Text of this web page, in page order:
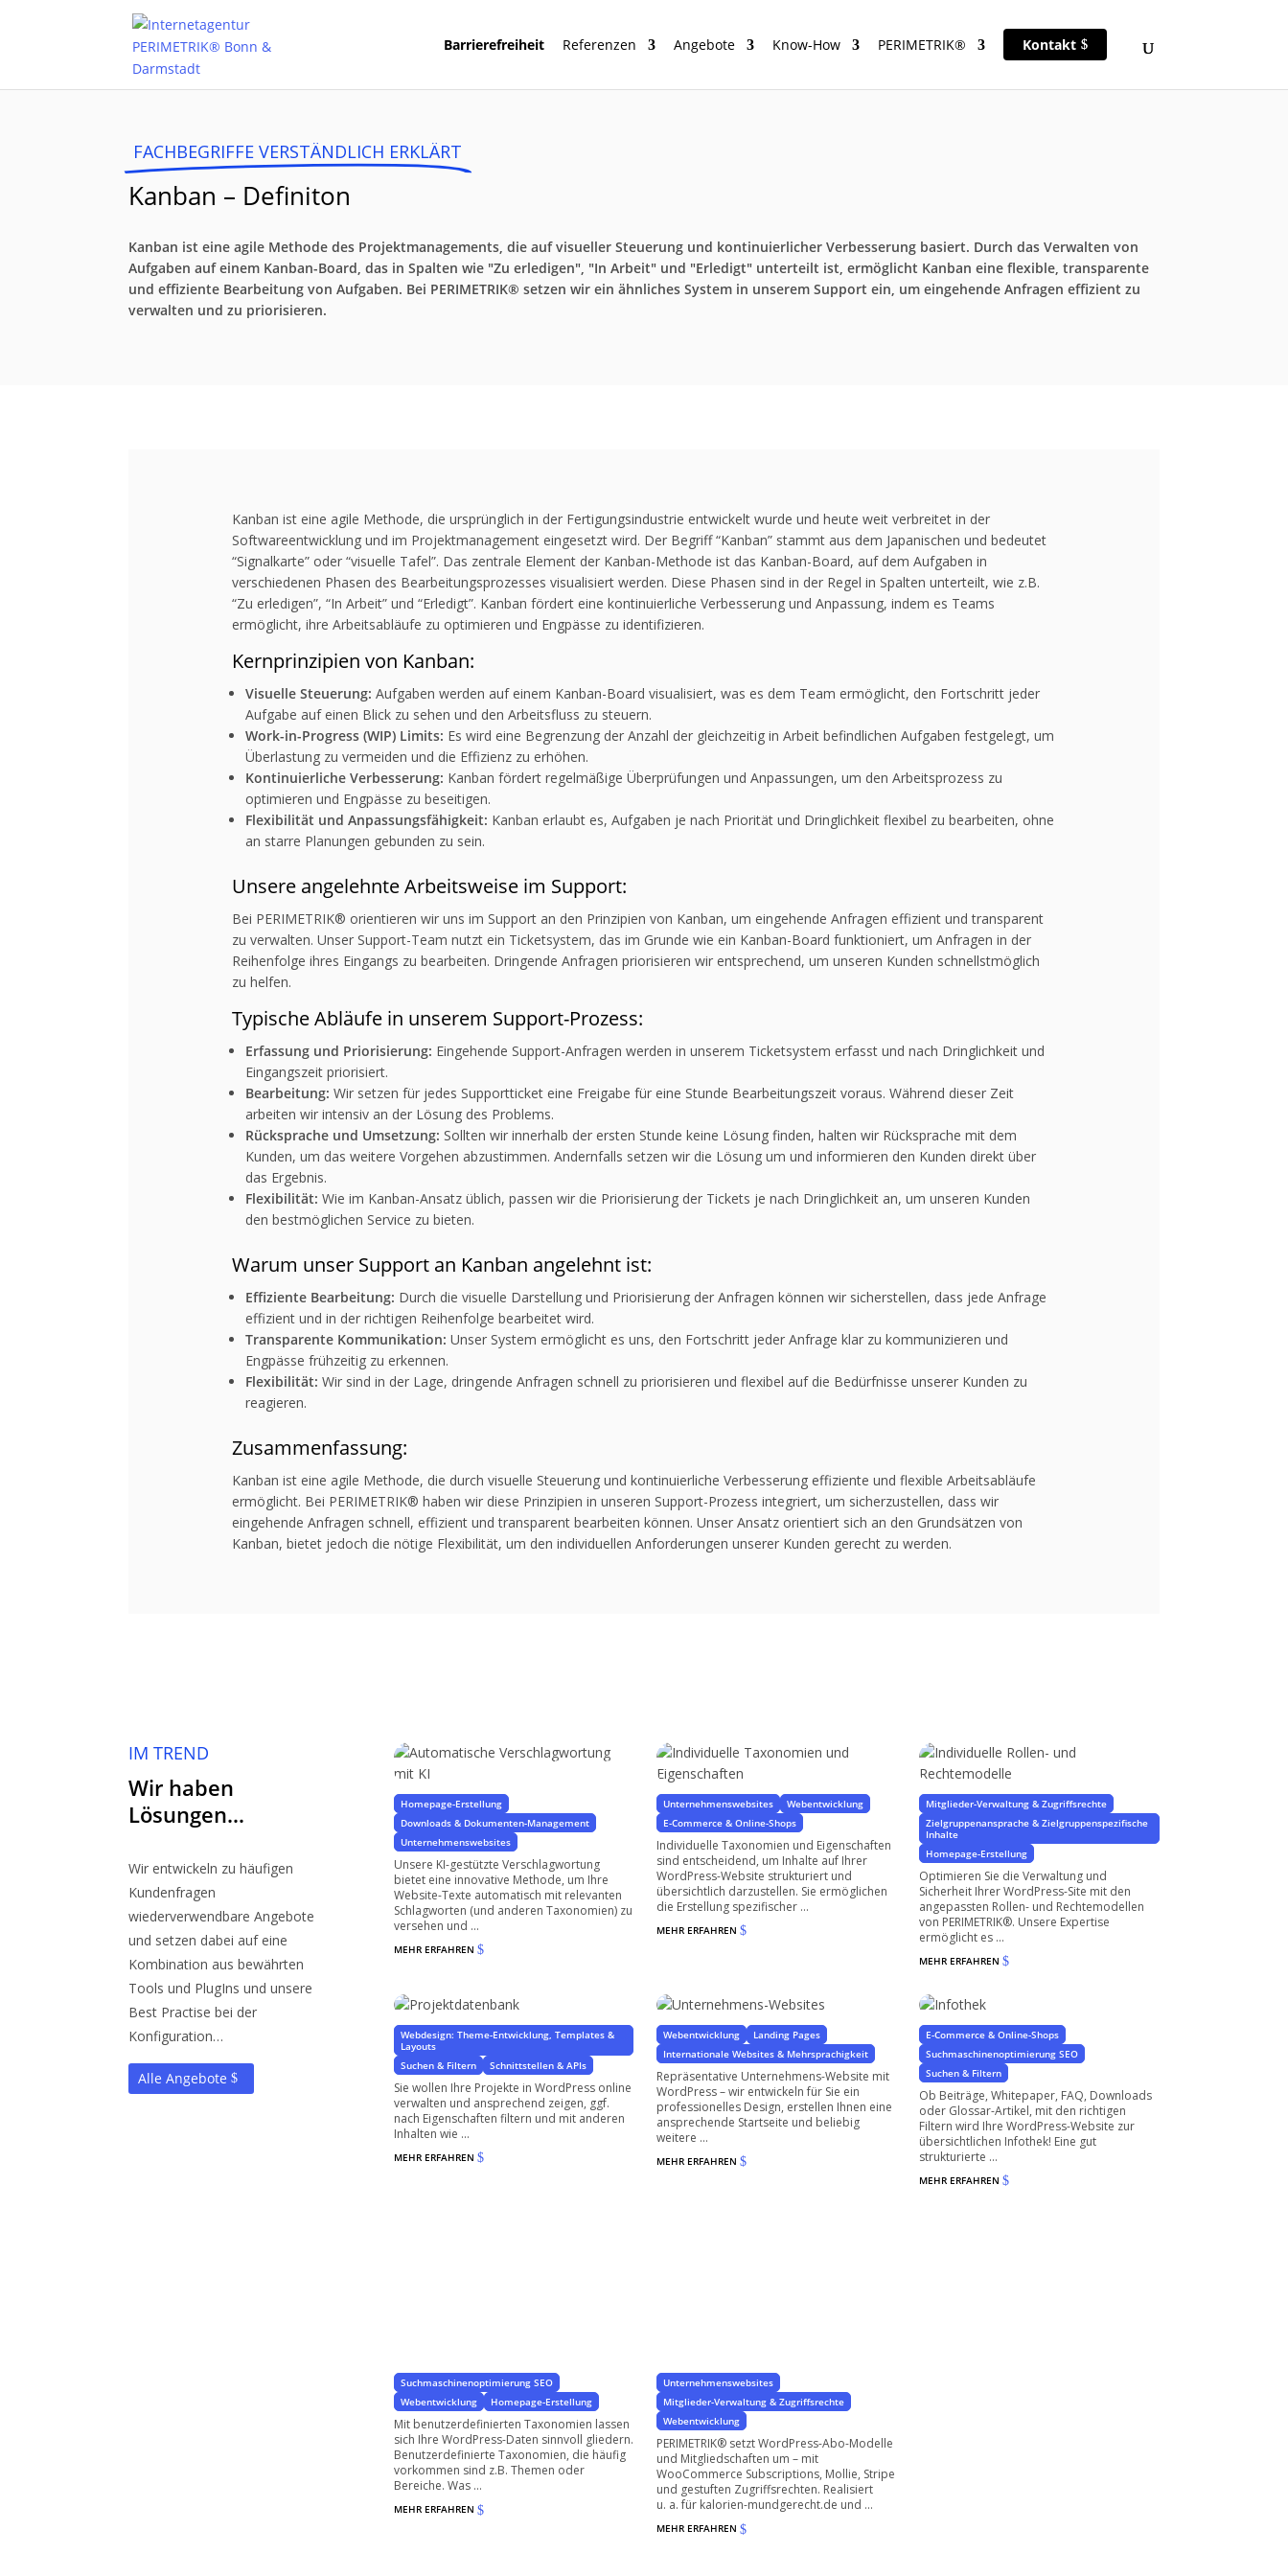
Barrierefreiheit Referenzen Angebote Know-How PERIMETRIK® Kontakt
FACHBEGRIFFE VERSTÄNDLICH ERKLÄRT
Kanban – Definiton
Kanban ist eine agile Methode des Projektmanagements, die auf visueller Steuerung und kontinuierlicher Verbesserung basiert. Durch das Verwalten von
Aufgaben auf einem Kanban-Board, das in Spalten wie "Zu erledigen", "In Arbeit" und "Erledigt" unterteilt ist, ermöglicht Kanban eine flexible, transparente
und effiziente Bearbeitung von Aufgaben. Bei PERIMETRIK® setzen wir ein ähnliches System in unserem Support ein, um eingehende Anfragen effizient zu
verwalten und zu priorisieren.
Kanban ist eine agile Methode, die ursprünglich in der Fertigungsindustrie entwickelt wurde und heute weit verbreitet in der
Softwareentwicklung und im Projektmanagement eingesetzt wird. Der Begriff “Kanban” stammt aus dem Japanischen und bedeutet
“Signalkarte” oder “visuelle Tafel”. Das zentrale Element der Kanban-Methode ist das Kanban-Board, auf dem Aufgaben in
verschiedenen Phasen des Bearbeitungsprozesses visualisiert werden. Diese Phasen sind in der Regel in Spalten unterteilt, wie z.B.
“Zu erledigen”, “In Arbeit” und “Erledigt”. Kanban fördert eine kontinuierliche Verbesserung und Anpassung, indem es Teams
ermöglicht, ihre Arbeitsabläufe zu optimieren und Engpässe zu identifizieren.
Kernprinzipien von Kanban:
Visuelle Steuerung: Aufgaben werden auf einem Kanban-Board visualisiert, was es dem Team ermöglicht, den Fortschritt jeder
Aufgabe auf einen Blick zu sehen und den Arbeitsfluss zu steuern.
Work-in-Progress (WIP) Limits: Es wird eine Begrenzung der Anzahl der gleichzeitig in Arbeit befindlichen Aufgaben festgelegt, um
Überlastung zu vermeiden und die Effizienz zu erhöhen.
Kontinuierliche Verbesserung: Kanban fördert regelmäßige Überprüfungen und Anpassungen, um den Arbeitsprozess zu
optimieren und Engpässe zu beseitigen.
Flexibilität und Anpassungsfähigkeit: Kanban erlaubt es, Aufgaben je nach Priorität und Dringlichkeit flexibel zu bearbeiten, ohne
an starre Planungen gebunden zu sein.
Unsere angelehnte Arbeitsweise im Support:
Bei PERIMETRIK® orientieren wir uns im Support an den Prinzipien von Kanban, um eingehende Anfragen effizient und transparent
zu verwalten. Unser Support-Team nutzt ein Ticketsystem, das im Grunde wie ein Kanban-Board funktioniert, um Anfragen in der
Reihenfolge ihres Eingangs zu bearbeiten. Dringende Anfragen priorisieren wir entsprechend, um unseren Kunden schnellstmöglich
zu helfen.
Typische Abläufe in unserem Support-Prozess:
Erfassung und Priorisierung: Eingehende Support-Anfragen werden in unserem Ticketsystem erfasst und nach Dringlichkeit und
Eingangszeit priorisiert.
Bearbeitung: Wir setzen für jedes Supportticket eine Freigabe für eine Stunde Bearbeitungszeit voraus. Während dieser Zeit
arbeiten wir intensiv an der Lösung des Problems.
Rücksprache und Umsetzung: Sollten wir innerhalb der ersten Stunde keine Lösung finden, halten wir Rücksprache mit dem
Kunden, um das weitere Vorgehen abzustimmen. Andernfalls setzen wir die Lösung um und informieren den Kunden direkt über
das Ergebnis.
Flexibilität: Wie im Kanban-Ansatz üblich, passen wir die Priorisierung der Tickets je nach Dringlichkeit an, um unseren Kunden
den bestmöglichen Service zu bieten.
Warum unser Support an Kanban angelehnt ist:
Effiziente Bearbeitung: Durch die visuelle Darstellung und Priorisierung der Anfragen können wir sicherstellen, dass jede Anfrage
effizient und in der richtigen Reihenfolge bearbeitet wird.
Transparente Kommunikation: Unser System ermöglicht es uns, den Fortschritt jeder Anfrage klar zu kommunizieren und
Engpässe frühzeitig zu erkennen.
Flexibilität: Wir sind in der Lage, dringende Anfragen schnell zu priorisieren und flexibel auf die Bedürfnisse unserer Kunden zu
reagieren.
Zusammenfassung:
Kanban ist eine agile Methode, die durch visuelle Steuerung und kontinuierliche Verbesserung effiziente und flexible Arbeitsabläufe
ermöglicht. Bei PERIMETRIK® haben wir diese Prinzipien in unseren Support-Prozess integriert, um sicherzustellen, dass wir
eingehende Anfragen schnell, effizient und transparent bearbeiten können. Unser Ansatz orientiert sich an den Grundsätzen von
Kanban, bietet jedoch die nötige Flexibilität, um den individuellen Anforderungen unserer Kunden gerecht zu werden.
IM TREND
Wir haben
Lösungen…
Wir entwickeln zu häufigen
Kundenfragen
wiederverwendbare Angebote
und setzen dabei auf eine
Kombination aus bewährten
Tools und PlugIns und unsere
Best Practise bei der
Konfiguration…
Alle Angebote
für WordPress-Seiten & WooCommerce Shops
Homepage-Erstellung
Downloads & Dokumenten-Management
Unternehmenswebsites
Unsere KI-gestützte Verschlagwortung
bietet eine innovative Methode, um Ihre
Website-Texte automatisch mit relevanten
Schlagworten (und anderen Taxonomien) zu
versehen und ...
MEHR ERFAHREN$
Unternehmenswebsites
Webentwicklung
E-Commerce & Online-Shops
Individuelle Taxonomien und Eigenschaften
sind entscheidend, um Inhalte auf Ihrer
WordPress-Website strukturiert und
übersichtlich darzustellen. Sie ermöglichen
die Erstellung spezifischer ...
MEHR ERFAHREN$
Mitglieder-Verwaltung & Zugriffsrechte
Zielgruppenansprache & Zielgruppenspezifische
Inhalte
Homepage-Erstellung
Optimieren Sie die Verwaltung und
Sicherheit Ihrer WordPress-Site mit den
angepassten Rollen- und Rechtemodellen
von PERIMETRIK®. Unsere Expertise
ermöglicht es ...
MEHR ERFAHREN$
Webdesign: Theme-Entwicklung, Templates &
Layouts
Suchen & Filtern
Schnittstellen & APIs
Sie wollen Ihre Projekte in WordPress online
verwalten und ansprechend zeigen, ggf.
nach Eigenschaften filtern und mit anderen
Inhalten wie ...
MEHR ERFAHREN$
Webentwicklung
Landing Pages
Internationale Websites & Mehrsprachigkeit
Repräsentative Unternehmens-Website mit
WordPress – wir entwickeln für Sie ein
professionelles Design, erstellen Ihnen eine
ansprechende Startseite und beliebig
weitere ...
MEHR ERFAHREN$
Infothek
E-Commerce & Online-Shops
Suchmaschinenoptimierung SEO
Suchen & Filtern
Ob Beiträge, Whitepaper, FAQ, Downloads
oder Glossar-Artikel, mit den richtigen
Filtern wird Ihre WordPress-Website zur
übersichtlichen Infothek! Eine gut
strukturierte ...
MEHR ERFAHREN$
Suchmaschinenoptimierung SEO
Webentwicklung
Homepage-Erstellung
Mit benutzerdefinierten Taxonomien lassen
sich Ihre WordPress-Daten sinnvoll gliedern.
Benutzerdefinierte Taxonomien, die häufig
vorkommen sind z.B. Themen oder
Bereiche. Was ...
MEHR ERFAHREN$
Unternehmenswebsites
Mitglieder-Verwaltung & Zugriffsrechte
Webentwicklung
PERIMETRIK® setzt WordPress-Abo-Modelle
und Mitgliedschaften um – mit
WooCommerce Subscriptions, Mollie, Stripe
und gestuften Zugriffsrechten. Realisiert
u. a. für kalorien-mundgerecht.de und ...
MEHR ERFAHREN$